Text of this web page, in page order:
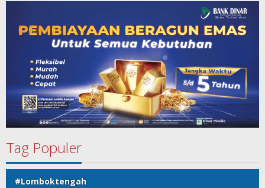
Tag Populer
#Lomboktengah